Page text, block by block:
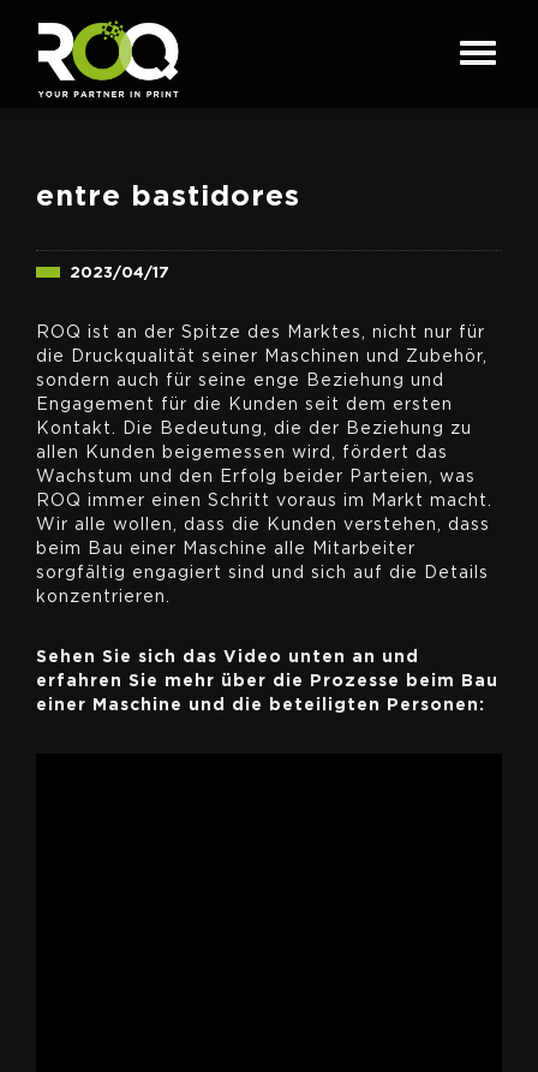
entre bastidores
2023/04/17
ROQ ist an der Spitze des Marktes, nicht nur für
die Druckqualität seiner Maschinen und Zubehör,
sondern auch für seine enge Beziehung und
Engagement für die Kunden seit dem ersten
Kontakt. Die Bedeutung, die der Beziehung zu
allen Kunden beigemessen wird, fördert das
Wachstum und den Erfolg beider Parteien, was
ROQ immer einen Schritt voraus im Markt macht.
Wir alle wollen, dass die Kunden verstehen, dass
beim Bau einer Maschine alle Mitarbeiter
sorgfältig engagiert sind und sich auf die Details
konzentrieren.
Sehen Sie sich das Video unten an und
erfahren Sie mehr über die Prozesse beim Bau
einer Maschine und die beteiligten Personen: